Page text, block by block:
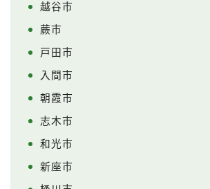
越谷市
蕨市
戸田市
入間市
朝霞市
志木市
和光市
新座市